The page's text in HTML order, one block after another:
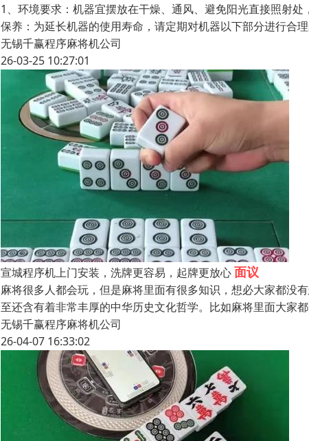
1、环境要求：机器宜摆放在干燥、通风、避免阳光直接照射
保养：为延长机器的使用寿命，请定期对机器以下部分进行合
无锡千赢程序麻将机公司
26-03-25 10:27:01
宣城程序机上门安装，洗牌更容易，起牌更放心面议
麻将很多人都会玩，但是麻将里面有很多知识，想必大家都没
至还含有着非常丰厚的中华历史文化哲学。比如麻将里面大家
无锡千赢程序麻将机公司
26-04-07 16:33:02